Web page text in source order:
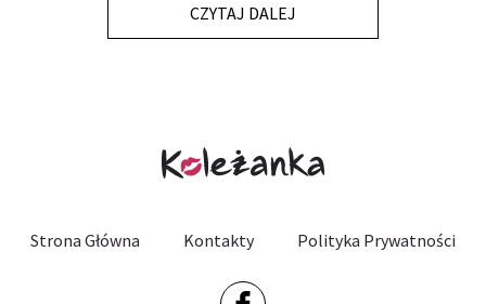
CZYTAJ DALEJ
Strona Główna Kontakty Polityka Prywatności